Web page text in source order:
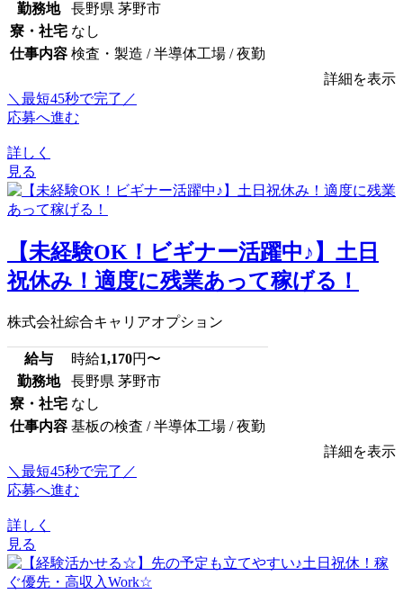
勤務地
長野県 茅野市
寮・社宅 なし
仕事内容 検査・製造 / 半導体工場 / 夜勤
詳細を表示
＼最短45秒で完了／
応募へ進む
詳しく
見る
【未経験OK！ビギナー活躍中♪】土日
祝休み！適度に残業あって稼げる！
株式会社綜合キャリアオプション
給与 時給1,170円〜
勤務地
長野県 茅野市
寮・社宅 なし
仕事内容 基板の検査 / 半導体工場 / 夜勤
詳細を表示
＼最短45秒で完了／
応募へ進む
詳しく
見る